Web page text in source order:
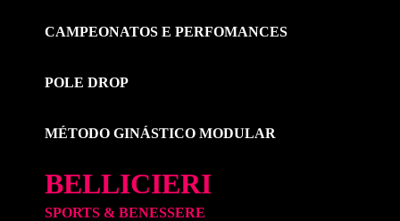
CAMPEONATOS E PERFOMANCES
POLE DROP
MÉTODO GINÁSTICO MODULAR
BELLICIERI
SPORTS & BENESSERE